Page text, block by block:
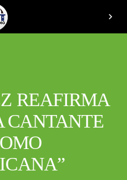
chevron_right
REAFIRMA
CANTANTE